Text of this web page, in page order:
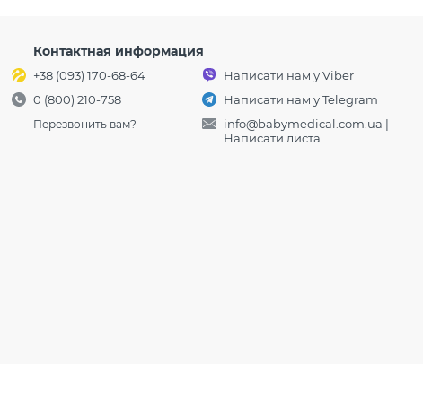
Контактная информация
+38 (093) 170-68-64
0 (800) 210-758
Перезвонить вам?
Написати нам у Viber
Написати нам у Telegram
info@babymedical.com.ua |
Написати листа